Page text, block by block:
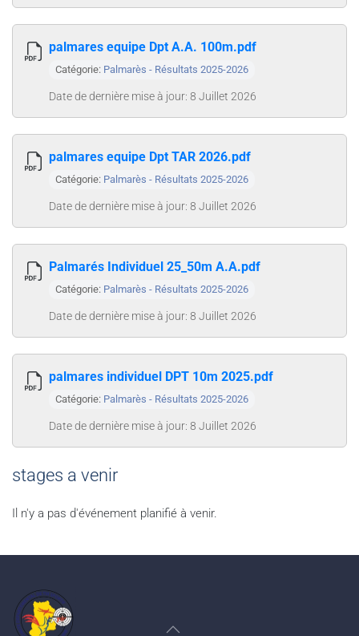
palmares equipe Dpt A.A. 100m.pdf
Catégorie: Palmarès - Résultats 2025-2026
Date de dernière mise à jour: 8 Juillet 2026
palmares equipe Dpt TAR 2026.pdf
Catégorie: Palmarès - Résultats 2025-2026
Date de dernière mise à jour: 8 Juillet 2026
Palmarés Individuel 25_50m A.A.pdf
Catégorie: Palmarès - Résultats 2025-2026
Date de dernière mise à jour: 8 Juillet 2026
palmares individuel DPT 10m 2025.pdf
Catégorie: Palmarès - Résultats 2025-2026
Date de dernière mise à jour: 8 Juillet 2026
stages a venir
Il n'y a pas d'événement planifié à venir.